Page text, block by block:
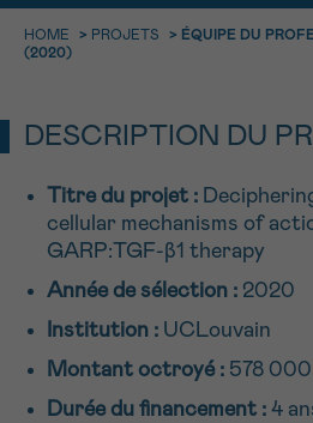
HOME > PROJETS > ÉQUIPE DU
(2020)
DESCRIPTION DU
Titre du projet :
cellular mechanisms of
GARP:TGF-β1 therapy
Année de sélection : 2020
Institution : UCLouvain
Montant octroyé : 578
Durée du financement : 4
PAS SEUL
Des professionnels pour
Contactez-nous
0800 15 801 lu-ve 9h à
Via le formulaire de
Je souhaite être
En savoir plus sur
RETOUR
NOM
PRÉNOM
Rendez-vous Question
11h-13h
13h-16h
16h-18h
Suivant